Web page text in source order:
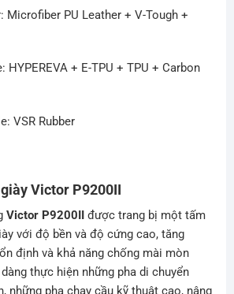
Microfiber PU Leather + V-Tough +
+ E-TPU + TPU + Carbon
VSR Rubber
Victor P9200II
Victor P9200IIđược trang bị một tấm
với độ bền và độ cứng cao, tăng
định và khả năng chống mài mòn
thực hiện những pha di chuyển
những pha chạy cầu kỹ thuật cao, nâng